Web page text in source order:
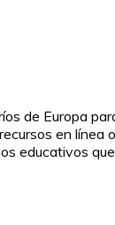
de Europa
en línea
educativos